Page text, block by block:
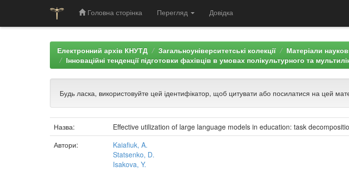
Головна сторінка Перегляд Довідка
Електронний архів КНУТД Загальноуніверситетські колекції Матеріали
Інноваційні тенденції підготовки фахівців в умовах полікультурного та
Будь ласка, використовуйте цей ідентифікатор, щоб цитувати або посилатися на цей
Назва:
Effective utilization of large language models in education: task
Автори:
Kaiafiuk, A.
Statsenko, D.
Isakova, Y.